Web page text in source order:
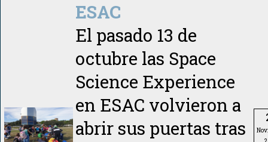
ESAC
El pasado 13 de
octubre las Space
Science Experience
en ESAC volvieron a
abrir sus puertas tras